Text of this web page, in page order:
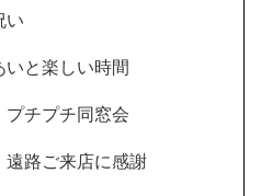
い
と楽しい時間
プチプチ同窓会
遠路ご来店に感謝